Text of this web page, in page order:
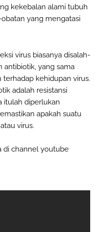
kekebalan alami tubuh
yang mengatasi
virus biasanya disalah-
antibiotik, yang sama
kehidupan virus.
adalah resistansi
itulah diperlukan
apakah suatu
virus.
di channel youtube